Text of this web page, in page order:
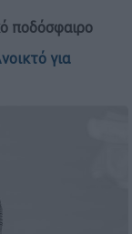
ποδόσφαιρο
για